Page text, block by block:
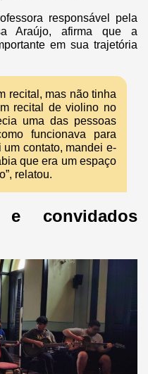
responsável pela
Araújo, afirma que a
em sua trajetória
recital, mas não tinha
recital de violino no
uma das pessoas
funcionava para
contato, mandei e-
que era um espaço
relatou.
convidados